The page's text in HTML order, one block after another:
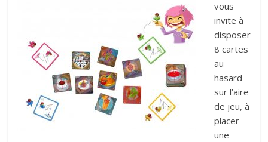
vous
invite à
disposer
8 cartes
au
hasard
sur l’aire
de jeu, à
placer
une